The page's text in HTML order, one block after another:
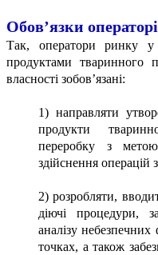
Обов’язки
Так, оператори ринку
продуктами тваринного
власності зобов’язані:
1) направляти
продукти
переробку з
здійснення операцій
2) розробляти,
діючі процедури,
аналізу
точках, а також